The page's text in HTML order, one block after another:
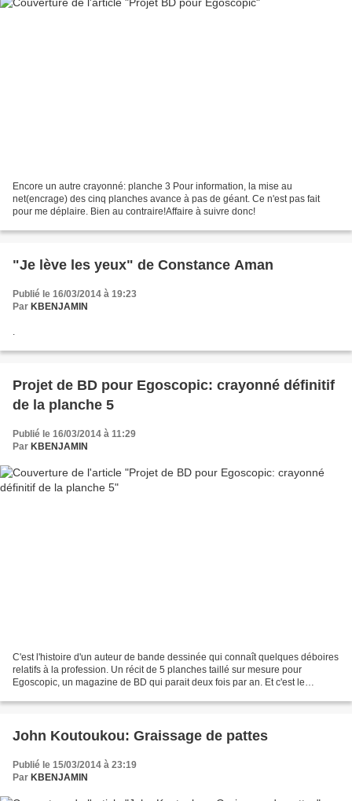
Encore un autre crayonné: planche 3 Pour information, la mise au
net(encrage) des cinq planches avance à pas de géant. Ce n'est pas fait
pour me déplaire. Bien au contraire!Affaire à suivre donc!
"Je lève les yeux" de Constance Aman
Publié le 16/03/2014 à 19:23
Par KBENJAMIN
.
Projet de BD pour Egoscopic: crayonné définitif
de la planche 5
Publié le 16/03/2014 à 11:29
Par KBENJAMIN
C'est l'histoire d'un auteur de bande dessinée qui connaît quelques déboires
relatifs à la profession. Un récit de 5 planches taillé sur mesure pour
Egoscopic, un magazine de BD qui parait deux fois par an. Et c'est le
John Koutoukou: Graissage de pattes
Publié le 15/03/2014 à 23:19
Par KBENJAMIN